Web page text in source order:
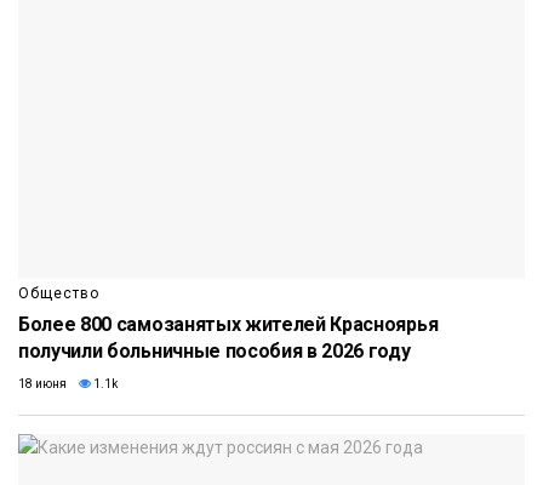
Общество
Более 800 самозанятых жителей Красноярья
получили больничные пособия в 2026 году
18 июня 1.1k